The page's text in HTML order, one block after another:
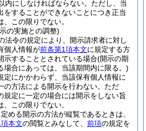
内にしなければならない。 ただし、当
をすることができないことにつき正当
この限りでない。
の実施との調整)
法令の規定により、開示請求者に対し
個人情報が前条第1項本文に規定する方
示することとされている場合(開示の期
場合にあっては、当該期間内に限る。)
定にかかわらず、当該保有個人情報に
方法による開示を行わない。 ただ
規定に一定の場合には開示をしない旨
この限りでない。
める開示の方法が縦覧であるときは、
本文の閲覧とみなして、 前項の規定を